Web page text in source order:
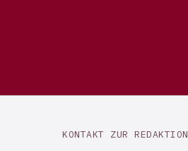
KONTAKT ZUR REDAKTION